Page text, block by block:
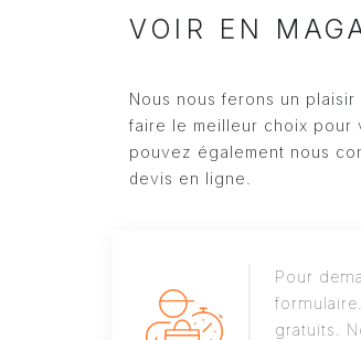
VOIR EN
Nous nous ferons un
faire le meilleur choix pour
pouvez également nous
devis en ligne.
Pour
gratuits.